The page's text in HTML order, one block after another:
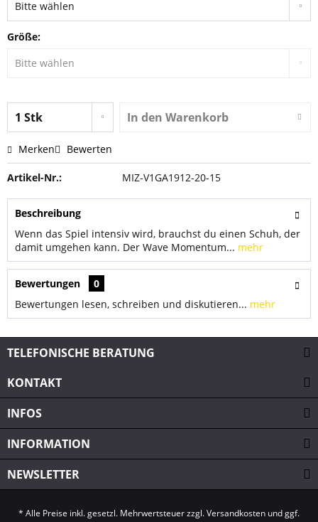
Größe:
In den Warenkorb
Merken Bewerten
Artikel-Nr.: MIZ-V1GA1912-20-15
Beschreibung
Wenn das Spiel intensiv wird, brauchst du einen Schuh, der
damit umgehen kann. Der Wave Momentum... mehr
Bewertungen
0
Bewertungen lesen, schreiben und diskutieren... mehr
TELEFONISCHE BERATUNG
KONTAKT
INFOS
INFORMATION
NEWSLETTER
* Alle Preise inkl. gesetzl. Mehrwertsteuer zzgl.Versandkosten und ggf.